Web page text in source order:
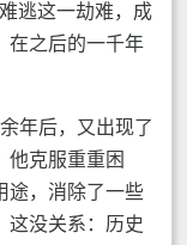
逃这一劫难，成
在之后的一千年
年后，又出现了
他克服重重困
途，消除了一些
这没关系：历史